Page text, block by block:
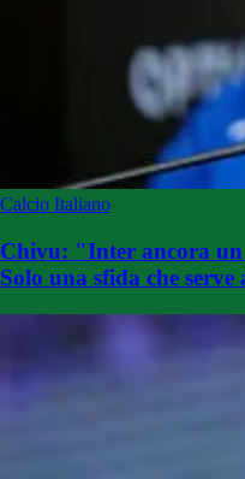
Calcio Italiano
Chivu: "Inter ancora un
Solo una sfida che